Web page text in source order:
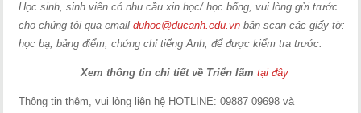
Học sinh, sinh viên có nhu cầu xin học/ học bổng, vui lòng gửi trước
cho chúng tôi qua emailduhoc@ducanh.edu.vn bản scan các giấy tờ:
học bạ, bảng điểm, chứng chỉ tiếng Anh, để được kiểm tra trước.
Xem thông tin chi tiết về Triển lãm tại đây
Thông tin thêm, vui lòng liên hệ HOTLINE: 09887 09698 và